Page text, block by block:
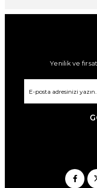
Yenilik ve